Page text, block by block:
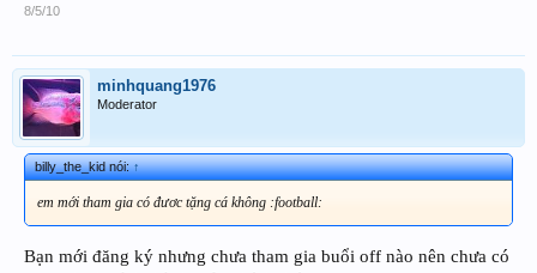
8/5/10
minhquang1976
Moderator
billy_the_kid nói:↑
em mới tham gia có đươc tặng cá không :football:
Bạn mới đăng ký nhưng chưa tham gia buổi off nào nên chưa có